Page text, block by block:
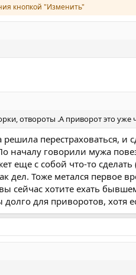
кнопкой "Изменить"
отвороты .А приворот это уже
перестраховаться,
началу говорили мужа
еще с собой что-то
дел. Тоже метался первое
сейчас хотите ехать
для приворотов, хотя